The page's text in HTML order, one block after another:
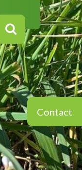
Contact